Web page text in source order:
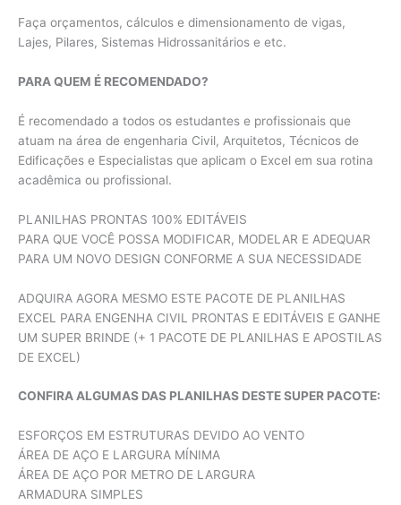
Faça orçamentos, cálculos e dimensionamento de vigas,
Lajes, Pilares, Sistemas Hidrossanitários e etc.
PARA QUEM É RECOMENDADO?
É recomendado a todos os estudantes e profissionais que
atuam na área de engenharia Civil, Arquitetos, Técnicos de
Edificações e Especialistas que aplicam o Excel em sua rotina
acadêmica ou profissional.
PLANILHAS PRONTAS 100% EDITÁVEIS
PARA QUE VOCÊ POSSA MODIFICAR, MODELAR E ADEQUAR
PARA UM NOVO DESIGN CONFORME A SUA NECESSIDADE
ADQUIRA AGORA MESMO ESTE PACOTE DE PLANILHAS
EXCEL PARA ENGENHA CIVIL PRONTAS E EDITÁVEIS E GANHE
UM SUPER BRINDE (+ 1 PACOTE DE PLANILHAS E APOSTILAS
DE EXCEL)
CONFIRA ALGUMAS DAS PLANILHAS DESTE SUPER PACOTE:
ESFORÇOS EM ESTRUTURAS DEVIDO AO VENTO
ÁREA DE AÇO E LARGURA MÍNIMA
ÁREA DE AÇO POR METRO DE LARGURA
ARMADURA SIMPLES